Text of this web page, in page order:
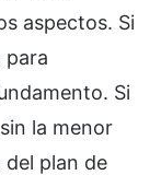
aspectos. Si
para
Si
la menor
plan de